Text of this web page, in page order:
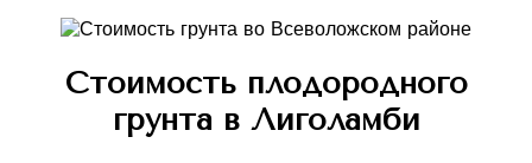
Стоимость плодородного
грунта в Лиголамби